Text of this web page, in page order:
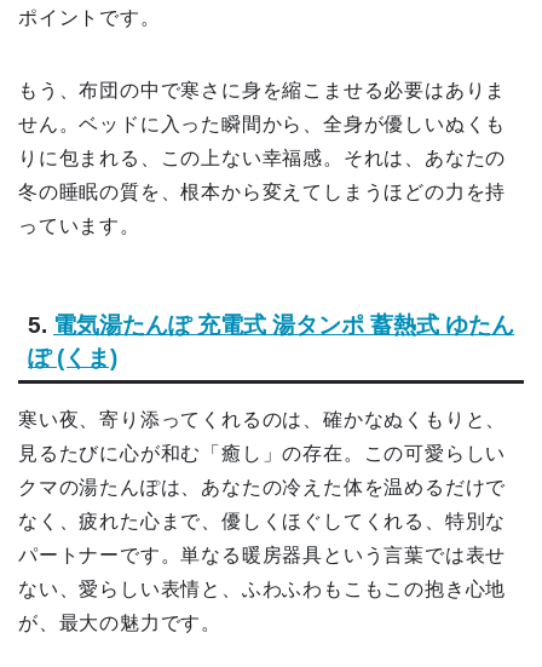
ポイントです。
もう、布団の中で寒さに身を縮こませる必要はありま
せん。ベッドに入った瞬間から、全身が優しいぬくも
りに包まれる、この上ない幸福感。それは、あなたの
冬の睡眠の質を、根本から変えてしまうほどの力を持
っています。
5. 電気湯たんぽ 充電式 湯タンポ 蓄熱式 ゆたん
ぽ (くま)
寒い夜、寄り添ってくれるのは、確かなぬくもりと、
見るたびに心が和む「癒し」の存在。この可愛らしい
クマの湯たんぽは、あなたの冷えた体を温めるだけで
なく、疲れた心まで、優しくほぐしてくれる、特別な
パートナーです。単なる暖房器具という言葉では表せ
ない、愛らしい表情と、ふわふわもこもこの抱き心地
が、最大の魅力です。